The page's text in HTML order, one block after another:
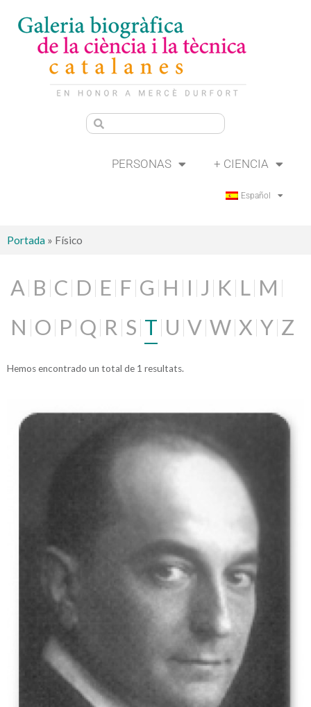
PERSONAS + CIENCIA
Español
Portada » Físico
A B C D E F G H I J K L M
N O P Q R S T U V W X Y Z
Hemos encontrado un total de 1 resultats.